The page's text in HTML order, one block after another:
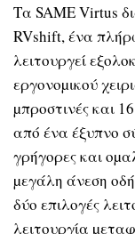
Τα SAME Virtus
RVshift, ένα
λειτουργεί
εργονοµικού
µπροστινές και
από ένα έξυπνο
γρήγορες και
µεγάλη άνεση
δύο επιλογές
λειτουργία